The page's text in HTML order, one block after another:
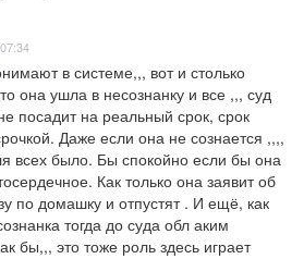
в системе,,, вот и столько
она ушла в несознанку и все ,,, суд
посадит на реальный срок, срок
Даже если она не сознается ,,,,
всех было. Бы спокойно если бы она
Как только она заявит об
по домашку и отпустят . И ещё, как
тогда до суда обл аким
бы,,, это тоже роль здесь играет